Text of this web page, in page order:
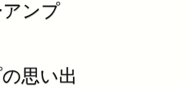
ンプ
思い出